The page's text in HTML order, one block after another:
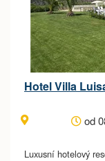
Hotel Villa
od
Luxusní hotelový